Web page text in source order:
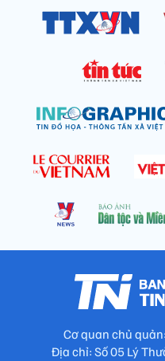
Cơ quan chủ
Địa chỉ: Số 05 Lý